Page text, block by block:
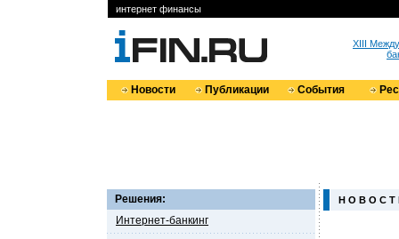
интернет финансы
XIII
Новости Публикации События
Решения:
Интернет-банкинг
Н О В О С Т